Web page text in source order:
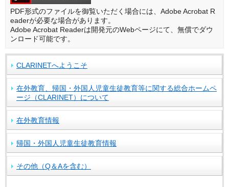
PDF形式のファイルを御覧いただく場合には、Adobe Acrobat R
eaderが必要な場合があります。
Adobe Acrobat Readerは開発元のWebページにて、無償でダウ
ンロード可能です。
CLARINETへようこそ
在外教育、帰国・外国人児童生徒教育等に関する総合ホームペ
ージ（CLARINET）について
在外教育情報
帰国・外国人児童生徒教育情報
その他（Q＆Aを含む）